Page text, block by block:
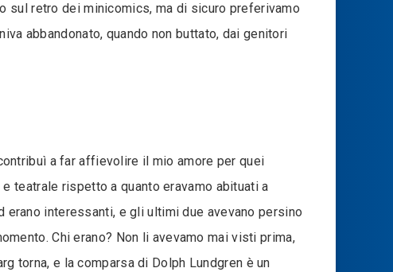
sul retro dei minicomics, ma di sicuro preferivamo
abbandonato, quando non buttato, dai genitori
a far affievolire il mio amore per quei
teatrale rispetto a quanto eravamo abituati a
erano interessanti, e gli ultimi due avevano persino
Chi erano? Non li avevamo mai visti prima,
torna, e la comparsa di Dolph Lundgren è un